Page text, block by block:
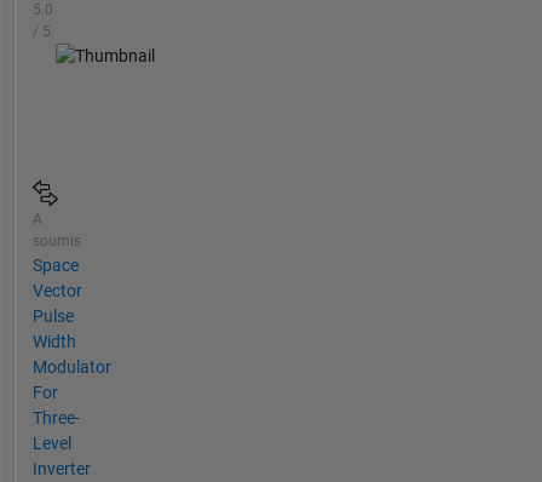
5.0
/ 5
A
soumis
Space
Vector
Pulse
Width
Modulator
For
Three-
Level
Inverter